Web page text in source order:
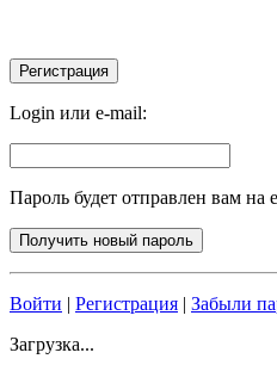
Login или e-mail:
Пароль будет отправлен вам на
Войти | Регистрация | Забыли
Загрузка...